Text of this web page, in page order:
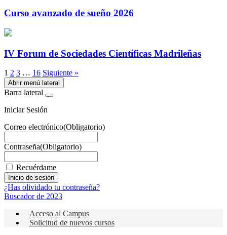
Curso avanzado de sueño 2026
IV Forum de Sociedades Científicas Madrileñas
1 2 3 … 16 Siguiente »
Abrir menú lateral
Barra lateral
Iniciar Sesión
Correo electrónico(Obligatorio)
Contraseña(Obligatorio)
Recuérdame
¿Has olividado tu contraseña?
Buscador de 2023
Acceso al Campus
Solicitud de nuevos cursos